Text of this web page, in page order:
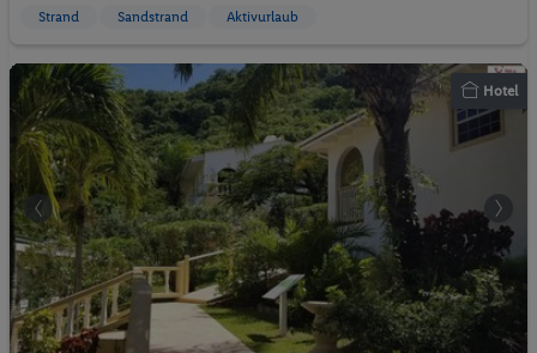
Strand Sandstrand Aktivurlaub
Hotel